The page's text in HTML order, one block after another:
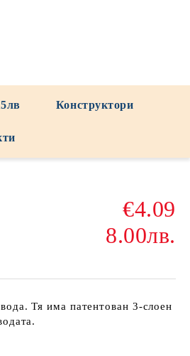
Конструктори
€4.09
8.00лв.
Тя има патентован 3-слоен